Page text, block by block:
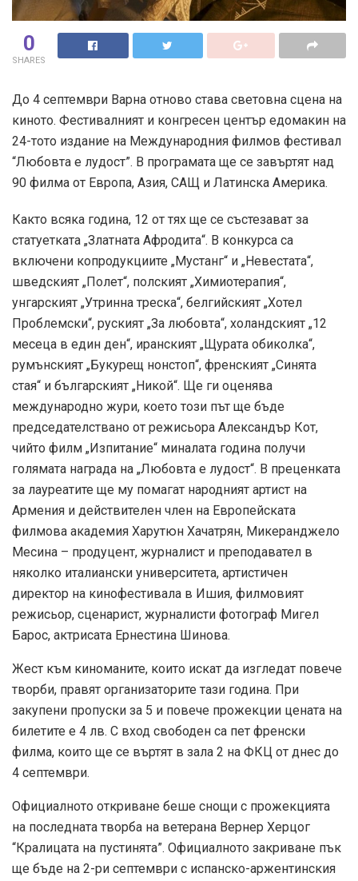
0
SHARES
До 4 септември Варна отново става световна сцена на
киното. Фестивалният и конгресен център едомакин на
24-тото издание на Международния филмов фестивал
“Любовта е лудост”. В програмата ще се завъртят над
90 филма от Европа, Азия, САЩ и Латинска Америка.
Както всяка година, 12 от тях ще се състезават за
статуетката „Златната Афродита“. В конкурса са
включени копродукциите „Мустанг“ и „Невестата“,
шведският „Полет“, полският „Химиотерапия“,
унгарският „Утринна треска“, белгийският „Хотел
Проблемски“, руският „За любовта“, холандският „12
месеца в един ден“, иранският „Щурата обиколка“,
румънският „Букурещ нонстоп“, френският „Синята
стая“ и българският „Никой“. Ще ги оценява
международно жури, което този път ще бъде
председателствано от режисьора Александър Кот,
чийто филм „Изпитание“ миналата година получи
голямата награда на „Любовта е лудост“. В преценката
за лауреатите ще му помагат народният артист на
Армения и действителен член на Европейската
филмова академия Харутюн Хачатрян, Микеранджело
Месина – продуцент, журналист и преподавател в
няколко италиански университета, артистичен
директор на кинофестивала в Ишия, филмовият
режисьор, сценарист, журналисти фотограф Мигел
Барос, актрисата Ернестина Шинова.
Жест към киноманите, които искат да изгледат повече
творби, правят организаторите тази година. При
закупени пропуски за 5 и повече прожекции цената на
билетите е 4 лв. С вход свободен са пет френски
филма, които ще се въртят в зала 2 на ФКЦ от днес до
4 септември.
Официалното откриване беше снощи с прожекцията
на последната творба на ветерана Вернер Херцог
“Кралицата на пустинята”. Официалното закриване пък
ще бъде на 2-ри септември с испанско-аржентинския